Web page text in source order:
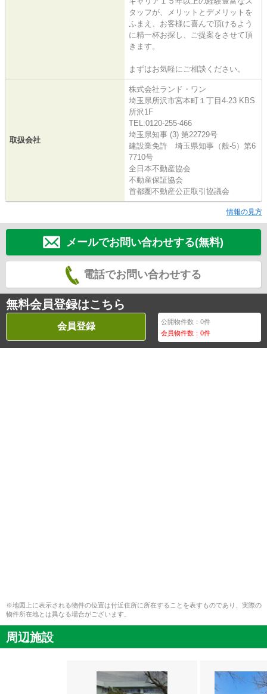
タッフが、メリットとデメリットを
ふまえ、お客様に喜んで頂けるよう
に精一杯お探し、ご提案をさせて頂
きます。
まずはお気軽にご相談ください。
取扱会社
株式会社ランド・ワン
埼玉県所沢市宮本町１丁目4-23 KBS
所沢1F
TEL:0120-255-466
埼玉県知事 (3) 第22729号
建設業免許 埼玉県知事（般-5）第6
7710号
全日本不動産協会
不動産保証協会
首都圏不動産公正取引協議会
情報の見方
メールでお問い合わせする(無料)
電話でお問い合わせする
無料会員登録はこちら
会員登録 公開物件数：0件
会員物件数：0件
※地図上に表示される物件の位置は付近住所に所在することを表すものであり、実際の
物件所在地とは異なる場合がございます。
周辺施設